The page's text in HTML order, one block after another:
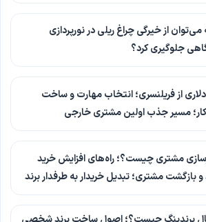
از خیرگی چراغ ریلی در نورپردازی
جلوگیری کرد؟
از فریلنسری؛ انتخاب مهارت و ساخت
مسیر جذب اولین مشتری خارجی
مشتری چیست؟؛ راه‌های افزایش خرید
بازگشت مشتری؛ تبدیل خریدار به طرفدار برند